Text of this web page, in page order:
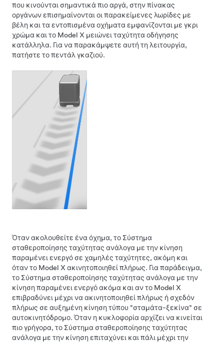
που κινούνται σημαντικά πιο αργά, στηνπίνακας
οργάνωνεπισημαίνονται οι παρακείμενες λωρίδες με
βέλη και τα εντοπισμένα οχήματα εμφανίζονται με γκρι
χρώμα και το Model X μειώνει ταχύτητα οδήγησης
κατάλληλα. Για να παρακάμψετε αυτή τη λειτουργία,
πατήστε το πεντάλ γκαζιού.
Όταν ακολουθείτε ένα όχημα, το Σύστημα
σταθεροποίησης ταχύτητας ανάλογα με την κίνηση
παραμένει ενεργό σε χαμηλές ταχύτητες, ακόμη και
όταν το Model X ακινητοποιηθεί πλήρως. Για παράδειγμα,
το Σύστημα σταθεροποίησης ταχύτητας ανάλογα με την
κίνηση παραμένει ενεργό ακόμα και αν το Model X
επιβραδύνει μέχρι να ακινητοποιηθεί πλήρως ή σχεδόν
πλήρως σε αυξημένη κίνηση τύπου "σταμάτα-ξεκίνα" σε
αυτοκινητόδρομο. Όταν η κυκλοφορία αρχίζει να κινείται
πιο γρήγορα, το Σύστημα σταθεροποίησης ταχύτητας
ανάλογα με την κίνηση επιταχύνει και πάλι μέχρι την